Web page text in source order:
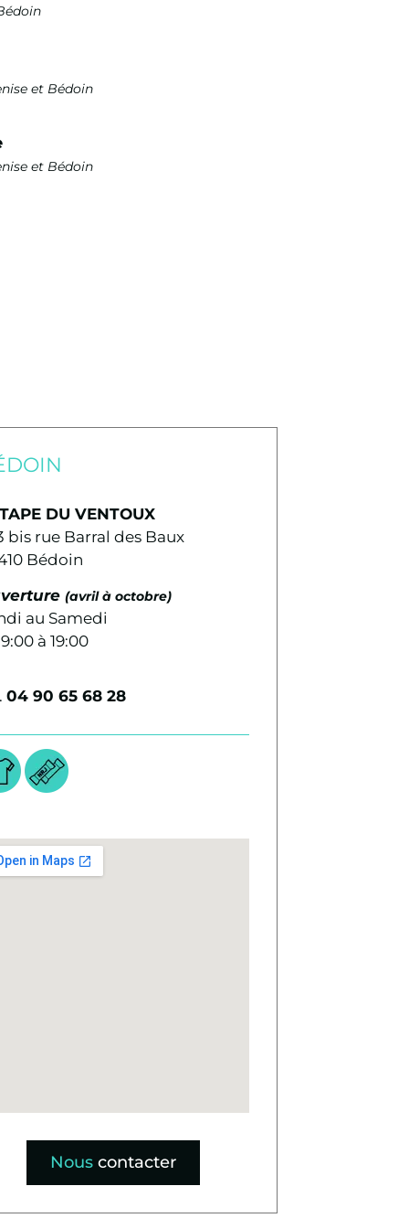
et Bédoin
et Bédoin
DU VENTOUX
bis rue Barral des Baux
Bédoin
(avril à octobre)
au Samedi
à 19:00
04 90 65 68 28
Nous contacter